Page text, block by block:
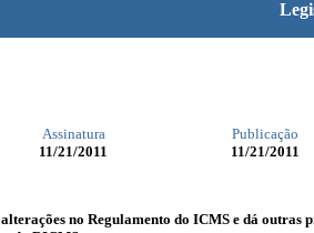
Assinatura
Publicação
11/21/2011 11/21/2011
no Regulamento do ICMS e dá outras